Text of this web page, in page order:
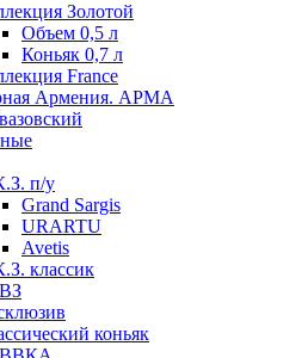
Золотой
Объем 0,5 л
Коньяк 0,7 л
France
Армения. АРМА
п/у
Grand Sargis
URARTU
Avetis
классик
коньяк